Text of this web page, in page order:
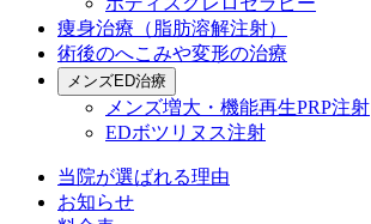
痩身治療（脂肪溶解注射）
術後のへこみや変形の治療
メンズED治療
メンズ増大・機能再生PRP注射
EDボツリヌス注射
当院が選ばれる理由
お知らせ